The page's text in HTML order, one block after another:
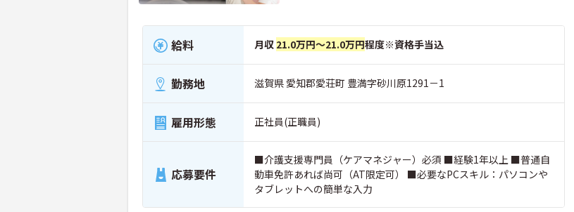
給料 月収 21.0万円～21.0万円程度※資格手当込
勤務地 滋賀県 愛知郡愛荘町 豊満字砂川原1291－1
雇用形態 正社員(正職員)
応募要件
■介護支援専門員（ケアマネジャー）必須 ■経験1年以上 ■普通自
動車免許あれば尚可（AT限定可） ■必要なPCスキル：パソコンや
タブレットへの簡単な入力